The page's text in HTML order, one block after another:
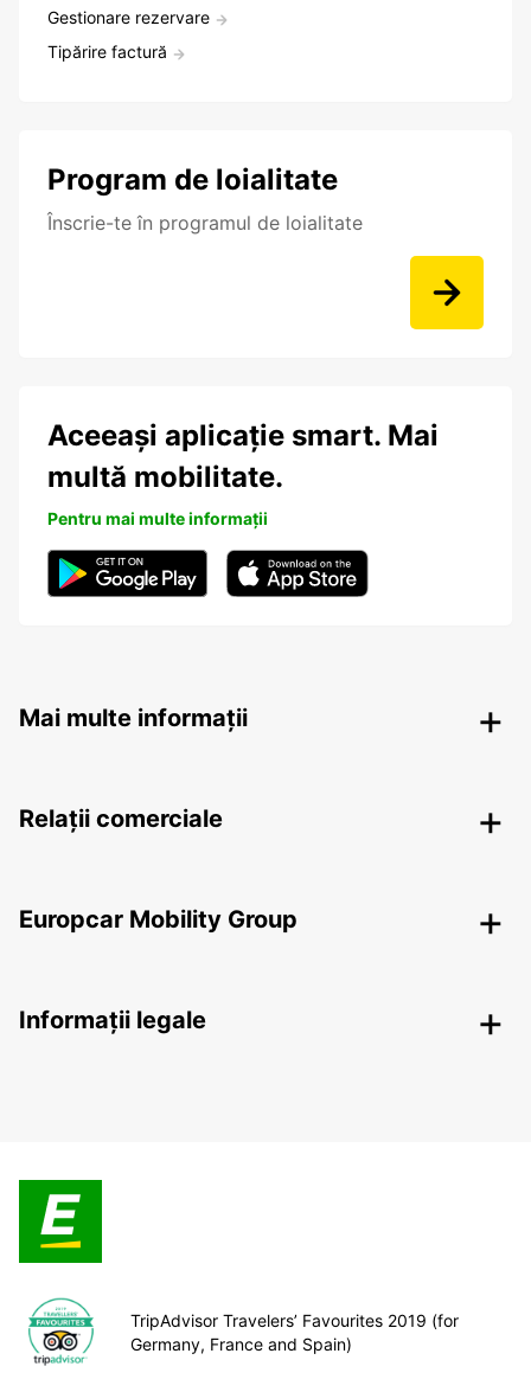
Gestionare rezervare
Tipărire factură
Program de loialitate
Înscrie-te în programul de loialitate
Aceeași aplicație smart. Mai
multă mobilitate.
Pentru mai multe informații
Mai multe informații
Relații comerciale
Europcar Mobility Group
Informații legale
TripAdvisor Travelers’ Favourites 2019 (for
Germany, France and Spain)